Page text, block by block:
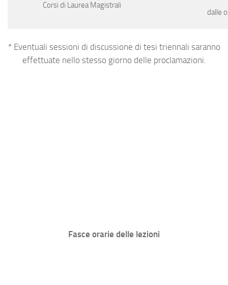
Corsi di Laurea Magistrali
dalle
* Eventuali sessioni di discussione di tesi triennali saranno
effettuate nello stesso giorno delle proclamazioni.
Fasce orarie delle lezioni